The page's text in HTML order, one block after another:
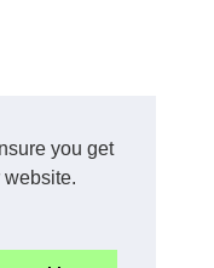
you get
website.